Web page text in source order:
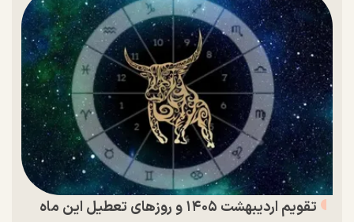
تقویم اردیبهشت ۱۴۰۵ و روز‌های تعطیل این ماه